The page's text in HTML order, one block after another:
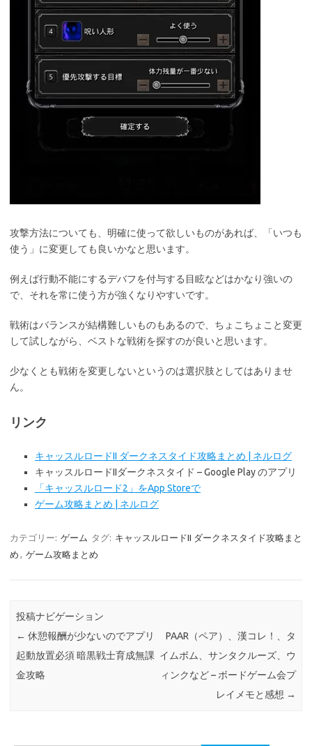
攻撃方法についても、明確に使って欲しいものがあれば、「いつも
使う」に変更しても良いかなと思います。
例えば行動不能にするデバフを付与する目眩などはかなり強いの
で、それを常に使う方が強くなりやすいです。
戦術はバランスが結構難しいものもあるので、ちょこちょこと変更
して試しながら、ベストな戦術を探すのが良いと思います。
少なくとも戦術を変更しないというのは選択肢としてはありませ
ん。
リンク
キャッスルロードII ダークネスタイド攻略まとめ | ネルログ
キャッスルロードIIダークネスタイド – Google Play のアプリ
「キャッスルロード2」をApp Storeで
ゲーム攻略まとめ | ネルログ
カテゴリー: ゲーム タグ: キャッスルロードII ダークネスタイド攻略まと
め , ゲーム攻略まとめ
投稿ナビゲーション
← 休憩報酬が少ないのでアプリ
起動放置必須 暗黒戦士育成無課
金攻略
PAAR（ペア）、漢コレ！、タ
イムボム、サンタクルーズ、ウ
ィンクなど – ボードゲーム会プ
レイメモと感想 →